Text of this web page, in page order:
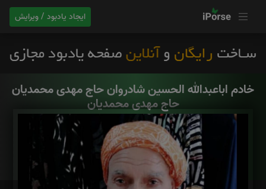
ایجاد یادبود / ویرایش
خادم اباعبدالله الحسین شادروان حاج مهدی محمدیان
حاج مهدی محمدیان